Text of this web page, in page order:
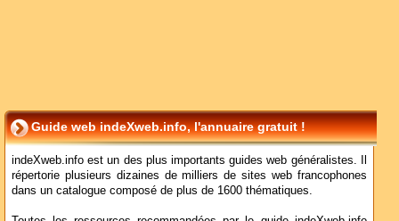
Guide web indeXweb.info, l'annuaire gratuit !
indeXweb.info est un des plus importants guides web généralistes. Il
répertorie plusieurs dizaines de milliers de sites web francophones
dans un catalogue composé de plus de 1600 thématiques.